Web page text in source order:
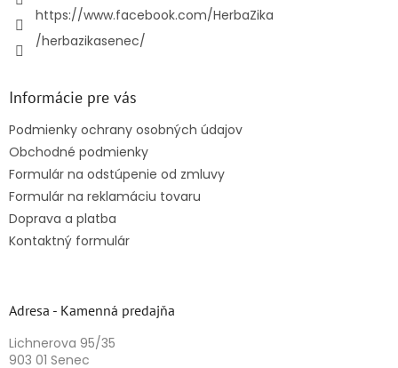
https://www.facebook.com/HerbaZika
/herbazikasenec/
Informácie pre vás
Podmienky ochrany osobných údajov
Obchodné podmienky
Formulár na odstúpenie od zmluvy
Formulár na reklamáciu tovaru
Doprava a platba
Kontaktný formulár
Adresa - Kamenná predajňa
Lichnerova 95/35
903 01 Senec